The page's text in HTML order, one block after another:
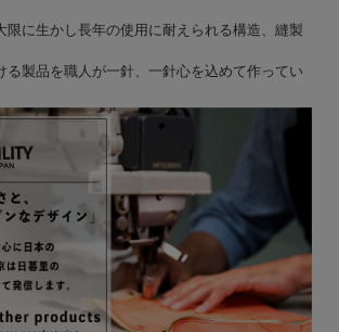
限に生かし長年の使用に耐えられる構造、縫製
る製品を職人が一針、一針心を込めて作ってい